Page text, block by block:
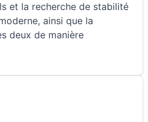
et la recherche de stabilité
ainsi que la
deux de manière